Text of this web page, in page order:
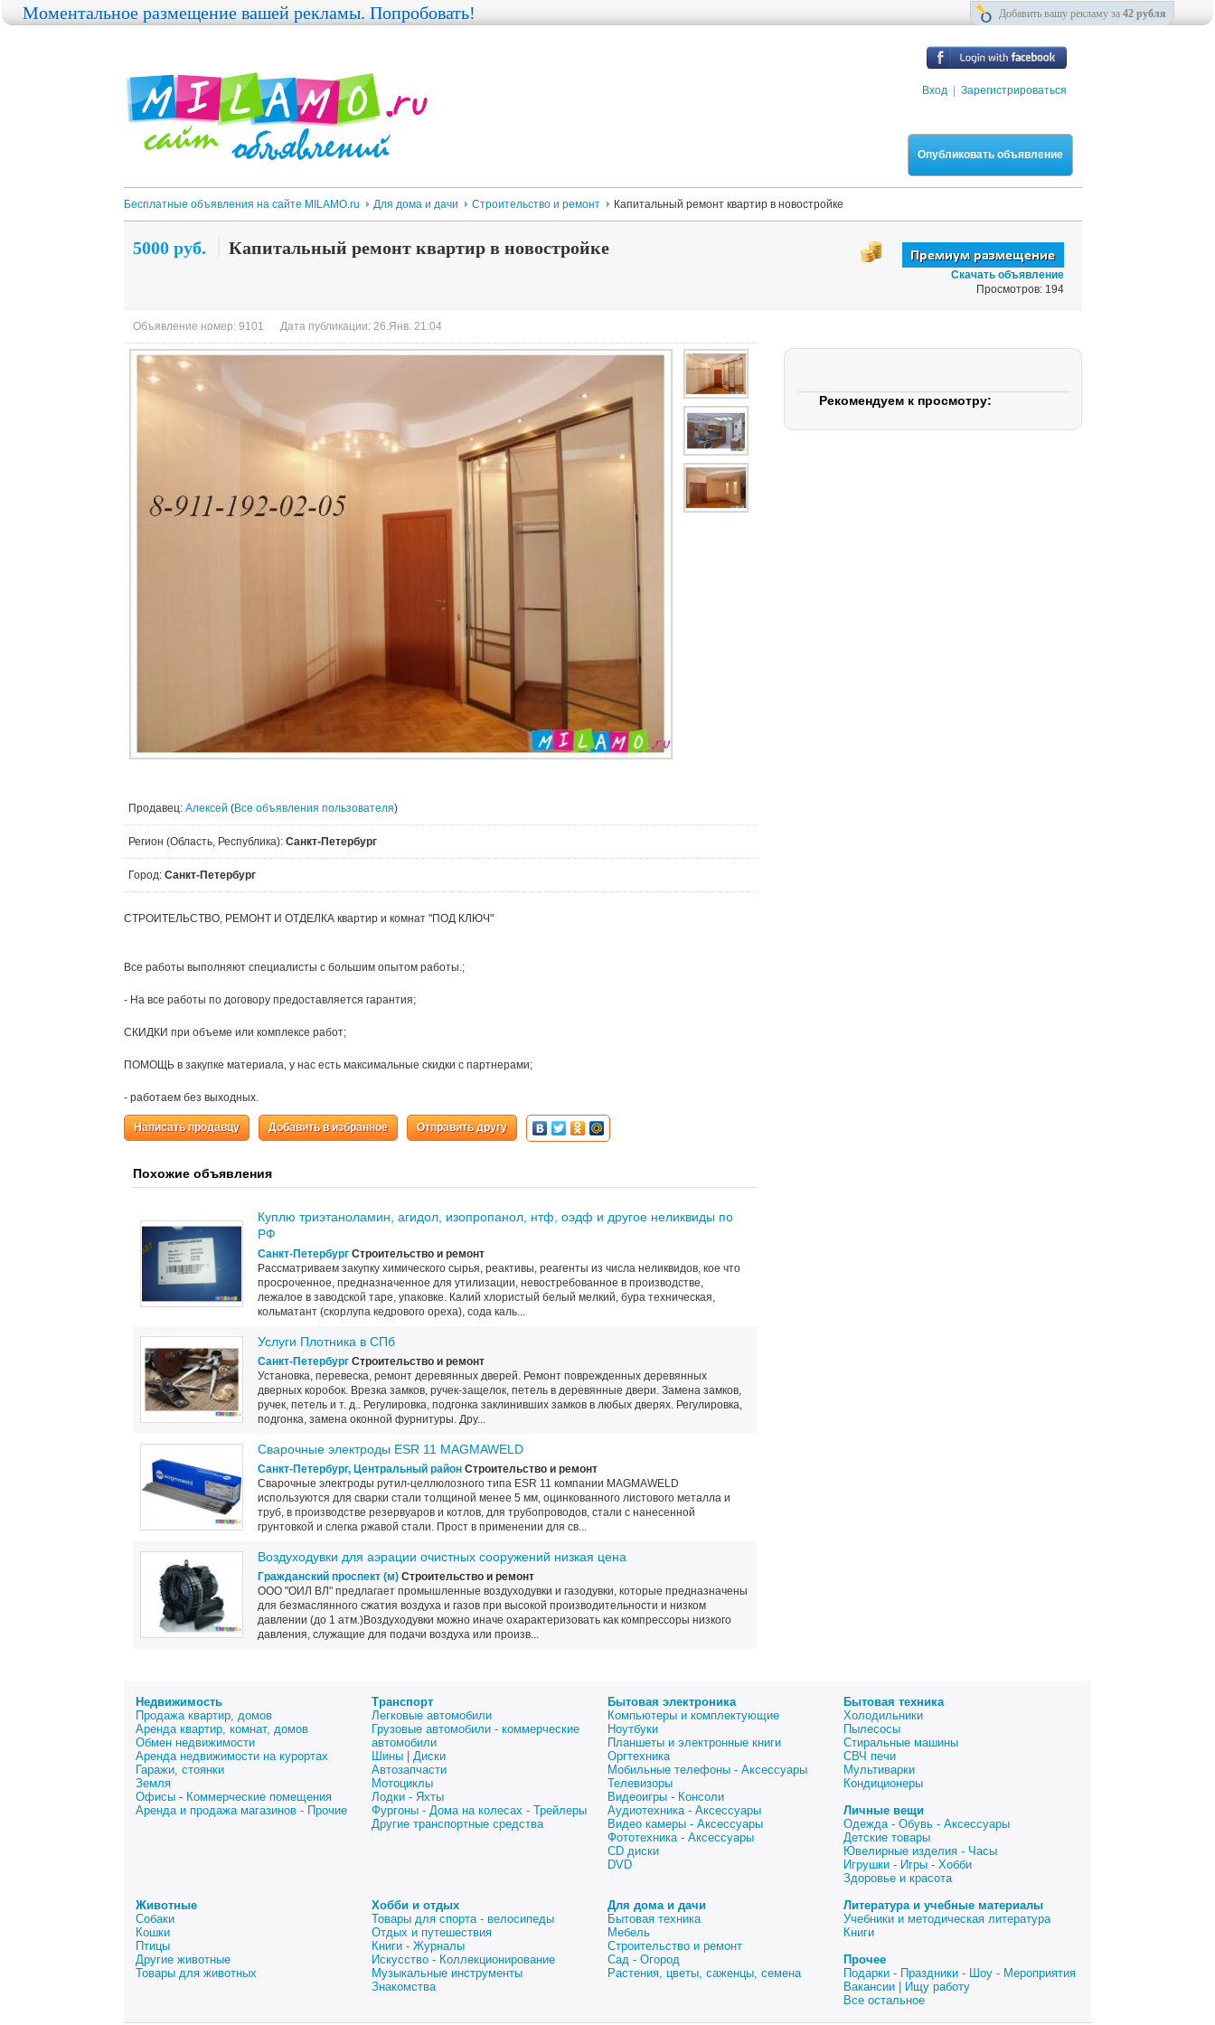
Вход Зарегистрироваться
Опубликовать объявление
Бесплатные объявления на сайте MILAMO.ru Для дома и дачи Строительство и ремонт Капитальный ремонт квартир в новостройке
5000 руб. Капитальный ремонт квартир в новостройке
Скачать объявление
Просмотров: 194
Объявление номер: 9101 Дата публикации: 26.Янв. 21:04
Продавец: Алексей (Все объявления пользователя)
Регион (Область, Республика): Санкт-Петербург
Город: Санкт-Петербург
СТРОИТЕЛЬСТВО, РЕМОНТ И ОТДЕЛКА квартир и комнат "ПОД КЛЮЧ"
Все работы выполняют специалисты с большим опытом работы.;
- На все работы по договору предоставляется гарантия;
СКИДКИ при объеме или комплексе работ;
ПОМОЩЬ в закупке материала, у нас есть максимальные скидки с партнерами;
- работаем без выходных.
Написать продавцу Добавить в избранное Отправить другу
Похожие объявления
Куплю триэтаноламин, агидол, изопропанол, нтф, оэдф и другое неликвиды по
РФ
Санкт-Петербург Строительство и ремонт
Рассматриваем закупку химического сырья, реактивы, реагенты из числа неликвидов, кое что
просроченное, предназначенное для утилизации, невостребованное в производстве,
лежалое в заводской таре, упаковке. Калий хлористый белый мелкий, бура техническая,
кольматант (скорлупа кедрового ореха), сода каль...
Услуги Плотника в СПб
Санкт-Петербург Строительство и ремонт
Установка, перевеска, ремонт деревянных дверей. Ремонт поврежденных деревянных
дверных коробок. Врезка замков, ручек-защелок, петель в деревянные двери. Замена замков,
ручек, петель и т. д.. Регулировка, подгонка заклинивших замков в любых дверях. Регулировка,
подгонка, замена оконной фурнитуры. Дру...
Сварочные электроды ESR 11 MAGMAWELD
Санкт-Петербург, Центральный район Строительство и ремонт
Сварочные электроды рутил-целлюлозного типа ESR 11 компании MAGMAWELD
используются для сварки стали толщиной менее 5 мм, оцинкованного листового металла и
труб, в производстве резервуаров и котлов, для трубопроводов, стали с нанесенной
грунтовкой и слегка ржавой стали. Прост в применении для св...
Воздуходувки для аэрации очистных сооружений низкая цена
Гражданский проспект (м) Строительство и ремонт
ООО "ОИЛ ВЛ" предлагает промышленные воздуходувки и газодувки, которые предназначены
для безмаслянного сжатия воздуха и газов при высокой производительности и низком
давлении (до 1 атм.)Воздуходувки можно иначе охарактеризовать как компрессоры низкого
давления, служащие для подачи воздуха или произв...
Моментальное размещение вашей рекламы. Попробовать! Добавить вашу рекламу за 42 рубля
Рекомендуем к просмотру:
Недвижимость
Продажа квартир, домов
Аренда квартир, комнат, домов
Обмен недвижимости
Аренда недвижимости на курортах
Гаражи, стоянки
Земля
Офисы - Коммерческие помещения
Аренда и продажа магазинов - Прочие
Транспорт
Легковые автомобили
Грузовые автомобили - коммерческие
автомобили
Шины | Диски
Автозапчасти
Мотоциклы
Лодки - Яхты
Фургоны - Дома на колесах - Трейлеры
Другие транспортные средства
Бытовая электроника
Компьютеры и комплектующие
Ноутбуки
Планшеты и электронные книги
Оргтехника
Мобильные телефоны - Аксессуары
Телевизоры
Видеоигры - Консоли
Аудиотехника - Аксессуары
Видео камеры - Аксессуары
Фототехника - Аксессуары
CD диски
DVD
Бытовая техника
Холодильники
Пылесосы
Стиральные машины
СВЧ печи
Мультиварки
Кондиционеры
Личные вещи
Одежда - Обувь - Аксессуары
Детские товары
Ювелирные изделия - Часы
Игрушки - Игры - Хобби
Здоровье и красота
Животные
Собаки
Кошки
Птицы
Другие животные
Товары для животных
Хобби и отдых
Товары для спорта - велосипеды
Отдых и путешествия
Книги - Журналы
Искусство - Коллекционирование
Музыкальные инструменты
Знакомства
Для дома и дачи
Бытовая техника
Мебель
Строительство и ремонт
Сад - Огород
Растения, цветы, саженцы, семена
Литература и учебные материалы
Учебники и методическая литература
Книги
Прочее
Подарки - Праздники - Шоу - Мероприятия
Вакансии | Ищу работу
Все остальное